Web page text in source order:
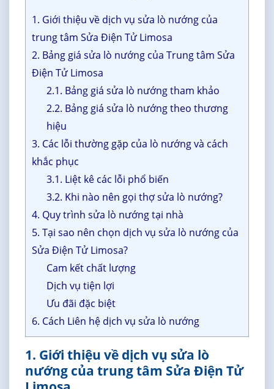
1. Giới thiệu về dịch vụ sửa lò nướng của
trung tâm Sửa Điện Tử Limosa
2. Bảng giá sửa lò nướng của Trung tâm Sửa
Điện Tử Limosa
2.1. Bảng giá sửa lò nướng tham khảo
2.2. Bảng giá sửa lò nướng theo thương
hiệu
3. Các lỗi thường gặp của lò nướng và cách
khắc phục
3.1. Liệt kê các lỗi phổ biến
3.2. Khi nào nên gọi thợ sửa lò nướng?
4. Quy trình sửa lò nướng tại nhà
5. Tại sao nên chọn dịch vụ sửa lò nướng của
Sửa Điện Tử Limosa?
Cam kết chất lượng
Dịch vụ tiện lợi
Ưu đãi đặc biệt
6. Cách Liên hệ dịch vụ sửa lò nướng
1. Giới thiệu về dịch vụ sửa lò
nướng của trung tâm Sửa Điện Tử